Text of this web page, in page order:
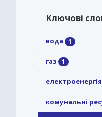
Ключові
вода 1
газ 1
електроенергія
комунальні